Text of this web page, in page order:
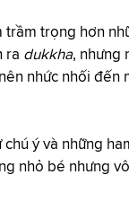
trọng hơn
ra dukkha, nhưng
nhức nhối đến
ý và những
nhỏ bé nhưng